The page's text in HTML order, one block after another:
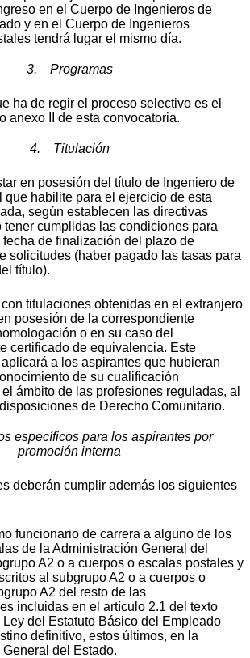
en el Cuerpo de Ingenieros de
y en el Cuerpo de Ingenieros
tendrá lugar el mismo día.
3. Programas
ha de regir el proceso selectivo es el
anexo II de esta convocatoria.
4. Titulación
en posesión del título de Ingeniero de
que habilite para el ejercicio de esta
según establecen las directivas
tener cumplidas las condiciones para
de finalización del plazo de
solicitudes (haber pagado las tasas para
título).
titulaciones obtenidas en el extranjero
posesión de la correspondiente
o en su caso del
certificado de equivalencia. Este
a los aspirantes que hubieran
de su cualificación
ámbito de las profesiones reguladas, al
de Derecho Comunitario.
específicos para los aspirantes por
promoción interna
deberán cumplir además los siguientes
funcionario de carrera a alguno de los
de la Administración General del
A2 o a cuerpos o escalas postales y
al subgrupo A2 o a cuerpos o
A2 del resto de las
incluidas en el artículo 2.1 del texto
del Estatuto Básico del Empleado
definitivo, estos últimos, en la
del Estado.